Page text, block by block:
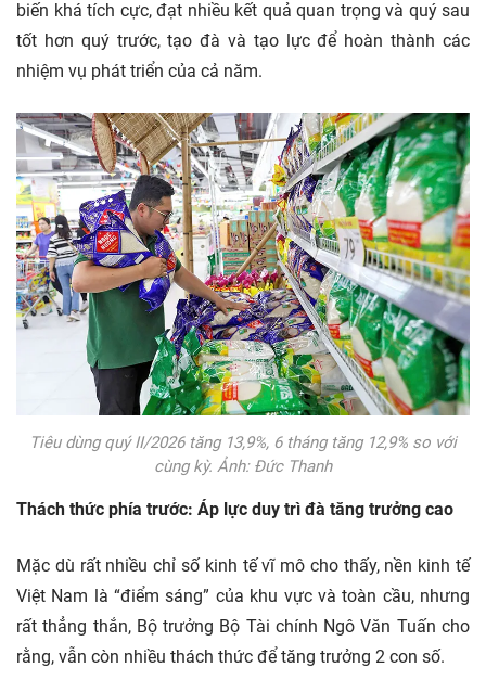
biến khá tích cực, đạt nhiều kết quả quan trọng và quý sau
tốt hơn quý trước, tạo đà và tạo lực để hoàn thành các
nhiệm vụ phát triển của cả năm.
Tiêu dùng quý II/2026 tăng 13,9%, 6 tháng tăng 12,9% so với
cùng kỳ. Ảnh: Đức Thanh
Thách thức phía trước: Áp lực duy trì đà tăng trưởng cao
Mặc dù rất nhiều chỉ số kinh tế vĩ mô cho thấy, nền kinh tế
Việt Nam là “điểm sáng” của khu vực và toàn cầu, nhưng
rất thẳng thắn, Bộ trưởng Bộ Tài chính Ngô Văn Tuấn cho
rằng, vẫn còn nhiều thách thức để tăng trưởng 2 con số.